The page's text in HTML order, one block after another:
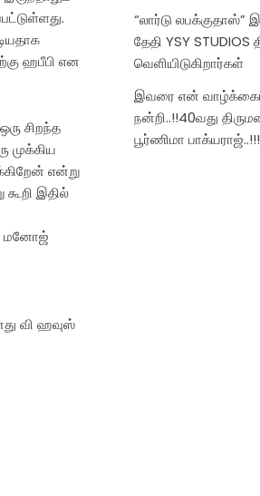
ஹபீபி என
சிறந்த
முக்கிய
என்று
இதில்
மனோஜ்
வி ஹவுஸ்
“லார்டு
தேதி YSY STUDIOS
வெளியிடுகிறார்கள்
இவரை என்
நன்றி..!!40வது
பூர்ணிமா பாக்யராஜ்..!!!